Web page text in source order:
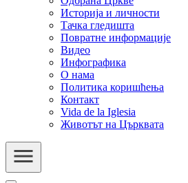
Историја и личности
Тачка гледишта
Повратне информације
Видео
Инфографика
О нама
Политика коришћења
Контакт
Vida de la Iglesia
Животът на Църквата